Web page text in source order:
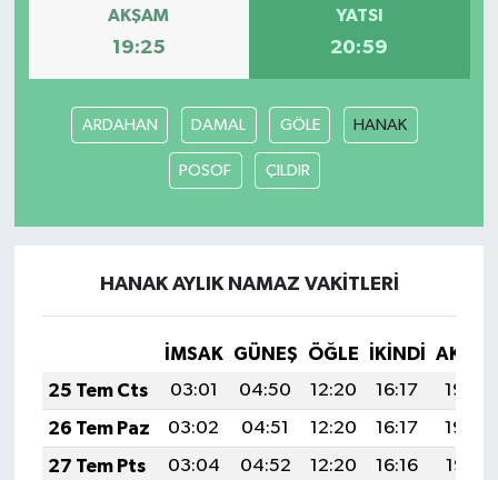
AKŞAM
19:25
YATSI
20:59
ARDAHAN DAMAL GÖLE HANAK
POSOF ÇILDIR
HANAK AYLIK NAMAZ VAKITLERI
İMSAK GÜNEŞ ÖĞLE İKINDI
25 Tem Cts
03:01 04:50 12:20 16:17
19:40
26 Tem Paz
03:02 04:51 12:20 16:17
19:39
27 Tem Pts
03:04 04:52 12:20 16:16
19:38